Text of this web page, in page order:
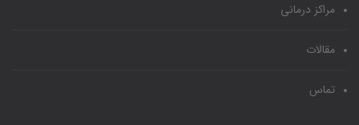
مراکز درمانی
مقالات
تماس